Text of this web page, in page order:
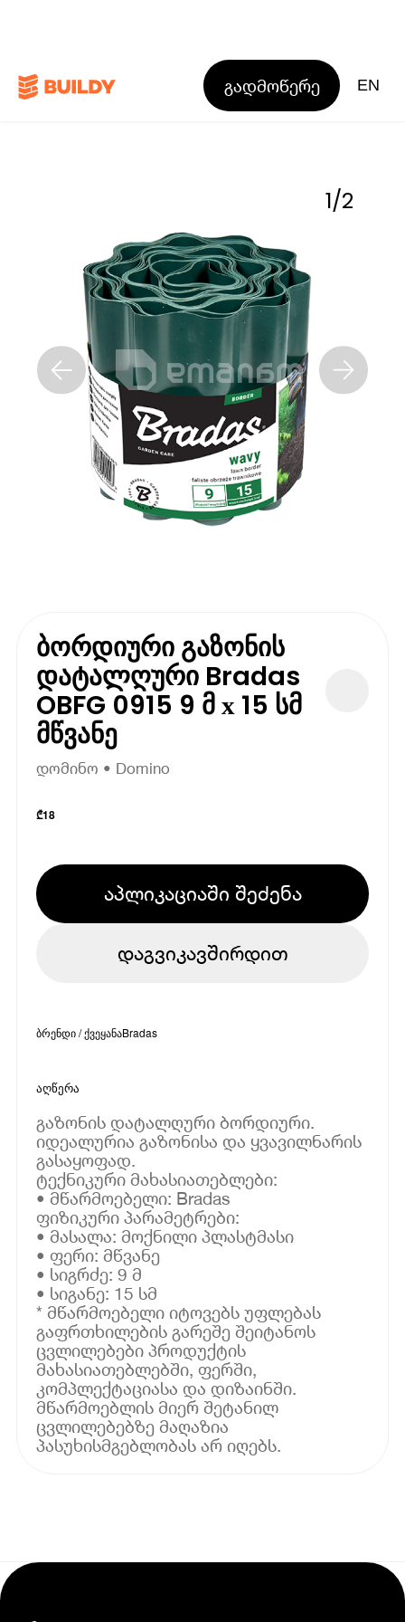
გადმოწერე EN
1/2
ბორდიური გაზონის
დატალღური Bradas
OBFG 0915 9 მ х 15 სმ
მწვანე
დომინო • Domino
₾18
აპლიკაციაში შეძენა
დაგვიკავშირდით
ბრენდი / ქვეყანაBradas
აღწერა
გაზონის დატალღური ბორდიური.
იდეალურია გაზონისა და ყვავილნარის
გასაყოფად.
ტექნიკური მახასიათებლები:
• მწარმოებელი: Bradas
ფიზიკური პარამეტრები:
• მასალა: მოქნილი პლასტმასი
• ფერი: მწვანე
• სიგრძე: 9 მ
• სიგანე: 15 სმ
* მწარმოებელი იტოვებს უფლებას
გაფრთხილების გარეშე შეიტანოს
ცვლილებები პროდუქტის
მახასიათებლებში, ფერში,
კომპლექტაციასა და დიზაინში.
მწარმოებლის მიერ შეტანილ
ცვლილებებზე მაღაზია
პასუხისმგებლობას არ იღებს.